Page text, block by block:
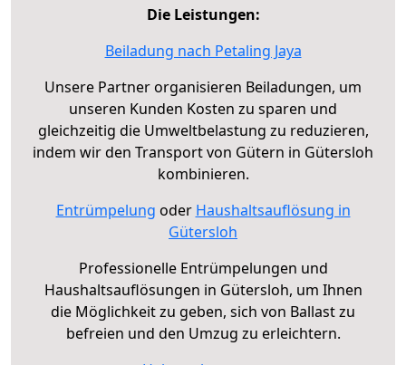
Die Leistungen:
Beiladung nach Petaling Jaya
Unsere Partner organisieren Beiladungen, um
unseren Kunden Kosten zu sparen und
gleichzeitig die Umweltbelastung zu reduzieren,
indem wir den Transport von Gütern in Gütersloh
kombinieren.
Entrümpelung oder Haushaltsauflösung in
Gütersloh
Professionelle Entrümpelungen und
Haushaltsauflösungen in Gütersloh, um Ihnen
die Möglichkeit zu geben, sich von Ballast zu
befreien und den Umzug zu erleichtern.